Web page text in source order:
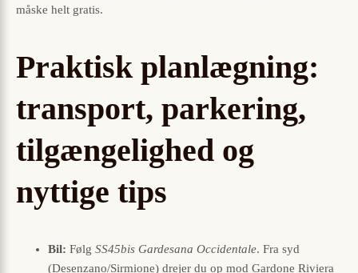
måske helt gratis.
Praktisk planlægning:
transport, parkering,
tilgængelighed og
nyttige tips
Bil: Følg SS45bis Gardesana Occidentale. Fra syd
(Desenzano/Sirmione) drejer du op mod Gardone Riviera